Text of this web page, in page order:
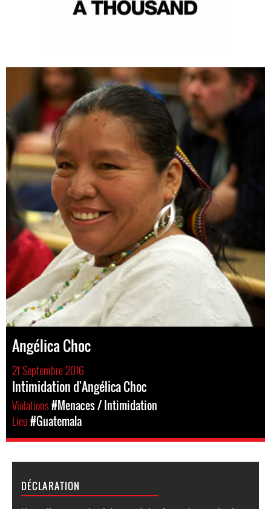
Angélica Choc
21 Septembre 2016
Intimidation d'Angélica Choc
Violations#Menaces / Intimidation
Lieu#Guatemala
DÉCLARATION